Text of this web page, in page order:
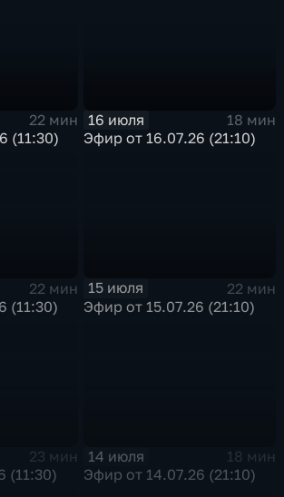
22 мин
(11:30)
16 июля
18 мин
Эфир от 16.07.26 (21:10)
22 мин
(11:30)
15 июля
22 мин
Эфир от 15.07.26 (21:10)
23 мин
(11:30)
14 июля
18 мин
Эфир от 14.07.26 (21:10)